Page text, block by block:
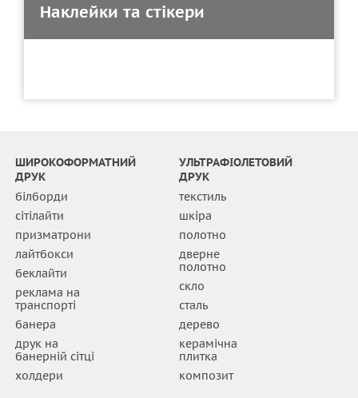
Наклейки та стікери
ШИРОКОФОРМАТНИЙ
ДРУК
білборди
сітілайти
призматрони
лайтбокси
беклайти
реклама на
транспорті
банера
друк на
банерній сітці
холдери
УЛЬТРАФІОЛЕТОВИЙ
ДРУК
текстиль
шкіра
полотно
дверне
полотно
скло
сталь
дерево
керамічна
плитка
композит